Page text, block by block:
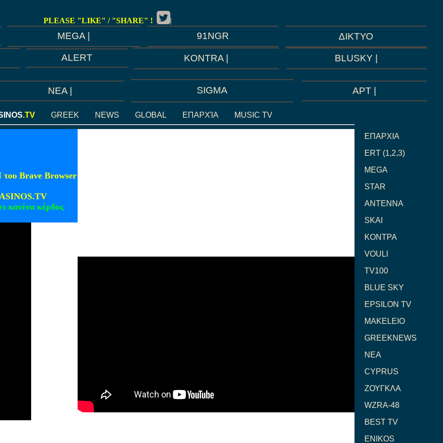
PLEASE "LIKE" / "SHARE" ! |
MEGA | 91NGR ΔΙΚΤΥΟ
ALERT KONTRA | BLUSKY |
ΝEA | SIGMA ΑΡΤ |
.TV GREEK NEWS GLOBAL ΕΠΑΡΧΊΑ MUSIC TV
του Brave Browser
κανένα κέρδος
ΕΠΑΡΧΙΑ
ERT (1,2,3)
MEGA
STAR
ANTENNA
SKAI
ΚΟΝΤΡΑ
VOULI
TV100
BLUE SKY
EPSILON TV
MAKELEIO
GREEKNEWS
NEA
CYPRUS
ΖΟΥΓΚΛΑ
WZRA-48
BEST TV
ENIKOS